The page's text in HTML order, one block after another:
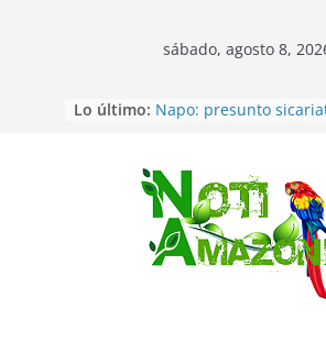
Saltar
sábado, agosto 8,
Lo último: Pastaza: Fiscal no
contra hombre de
con una menor de10
frontera sur
Napo: presunto
Archidona
Ecuador: dos jóvenes
desaparecidos fueron
muertos en Puerto